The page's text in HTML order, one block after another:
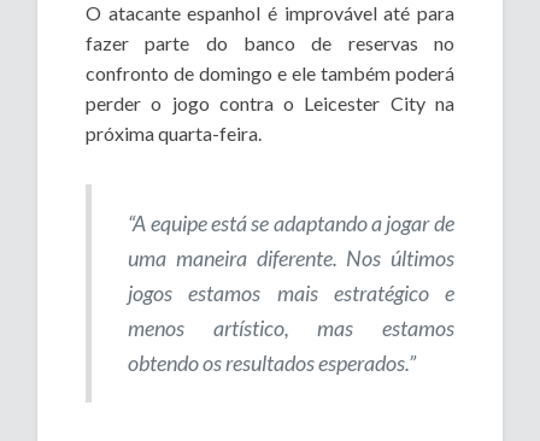
O atacante espanhol é improvável até para
fazer parte do banco de reservas no
confronto de domingo e ele também poderá
perder o jogo contra o Leicester City na
próxima quarta-feira.
“A equipe está se adaptando a jogar de
uma maneira diferente. Nos últimos
jogos estamos mais estratégico e
menos artístico, mas estamos
obtendo os resultados esperados.”